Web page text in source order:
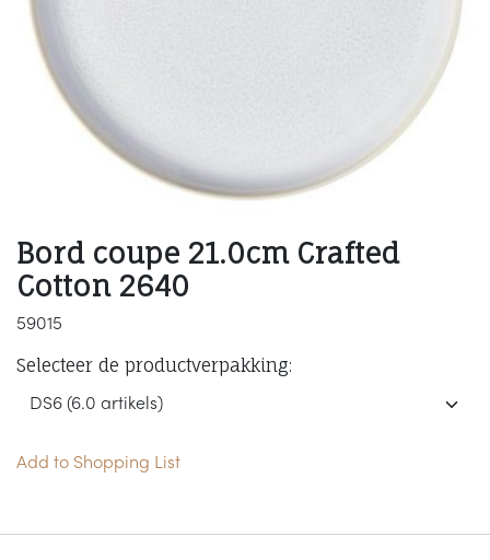
Bord coupe 21.0cm Crafted
Cotton 2640
59015
Selecteer de productverpakking:
Add to Shopping List